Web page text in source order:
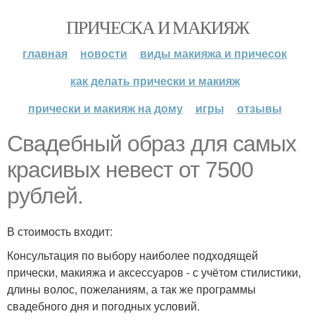
ПРИЧЕСКА И МАКИЯЖ
главная новости
виды макияжа и причесок
как делать прически и макияж
прически и макияж на дому
игры отзывы
Свадебный образ для самых
красивых невест от 7500
рублей.
В стоимость входит:
Консультация по выбору наиболее подходящей
прически, макияжа и аксессуаров - с учётом стилистики,
длины волос, пожеланиям, а так же программы
свадебного дня и погодных условий.